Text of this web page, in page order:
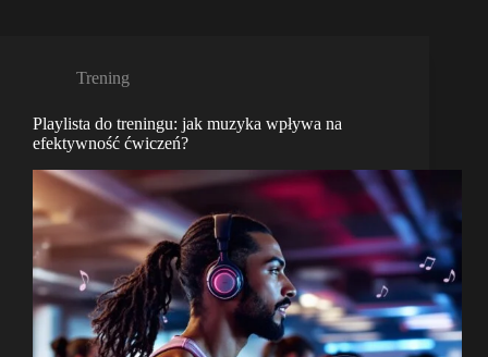
Trening
Playlista do treningu: jak muzyka wpływa na
efektywność ćwiczeń?